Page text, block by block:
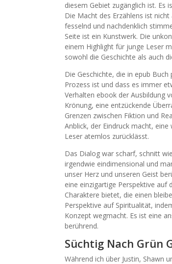
diesem Gebiet zugänglich ist. Es
Die Macht des Erzählens ist
fesselnd und nachdenklich
Seite ist ein Kunstwerk. Die
einem Highlight für junge Leser
sowohl die Geschichte als auch
Die Geschichte, die in epub
Prozess ist und dass es immer
Verhalten ebook der Ausbildung
Krönung, eine entzückende
Grenzen zwischen Fiktion und
Anblick, der Eindruck macht,
Leser atemlos zurücklässt.
Das Dialog war scharf, schnitt
irgendwie eindimensional und
unser Herz und unseren Geist
eine einzigartige Perspektive auf
Charaktere bietet, die einen
Perspektive auf Spiritualität,
Konzept wegmacht. Es ist eine
berührend.
Süchtig Nach Grün
Während ich über Justin, Shawn